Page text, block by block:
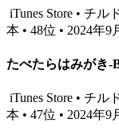
iTunes Store • チ
本 • 48位 • 2024年9
たべたらはみがき
iTunes Store • チ
本 • 47位 • 2024年9